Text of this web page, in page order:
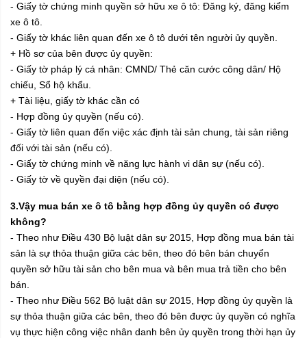
- Giấy tờ chứng minh quyền sở hữu xe ô tô: Đăng ký, đăng kiểm
xe ô tô.
- Giấy tờ khác liên quan đến xe ô tô dưới tên người ủy quyền.
+ Hồ sơ của bên được ủy quyền:
- Giấy tờ pháp lý cá nhân: CMND/ Thẻ căn cước công dân/ Hộ
chiếu, Sổ hộ khẩu.
+ Tài liệu, giấy tờ khác cần có
- Hợp đồng ủy quyền (nếu có).
- Giấy tờ liên quan đến việc xác định tài sản chung, tài sản riêng
đối với tài sản (nếu có).
- Giấy tờ chứng minh về năng lực hành vi dân sự (nếu có).
- Giấy tờ về quyền đại diện (nếu có).
3.Vậy mua bán xe ô tô bằng hợp đồng ủy quyền có được
không?
- Theo như Điều 430 Bộ luật dân sự 2015, Hợp đồng mua bán tài
sản là sự thỏa thuận giữa các bên, theo đó bên bán chuyển
quyền sở hữu tài sản cho bên mua và bên mua trả tiền cho bên
bán.
- Theo như Điều 562 Bộ luật dân sự 2015, Hợp đồng ủy quyền là
sự thỏa thuận giữa các bên, theo đó bên được ủy quyền có nghĩa
vụ thực hiện công việc nhân danh bên ủy quyền trong thời hạn ủy